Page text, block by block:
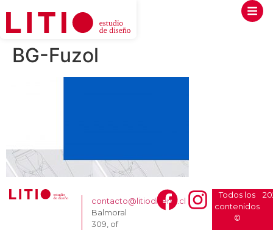
BG-Fuzol
contacto@litiodiseno.cl
Balmoral
309, of
Todos los
contenidos
©